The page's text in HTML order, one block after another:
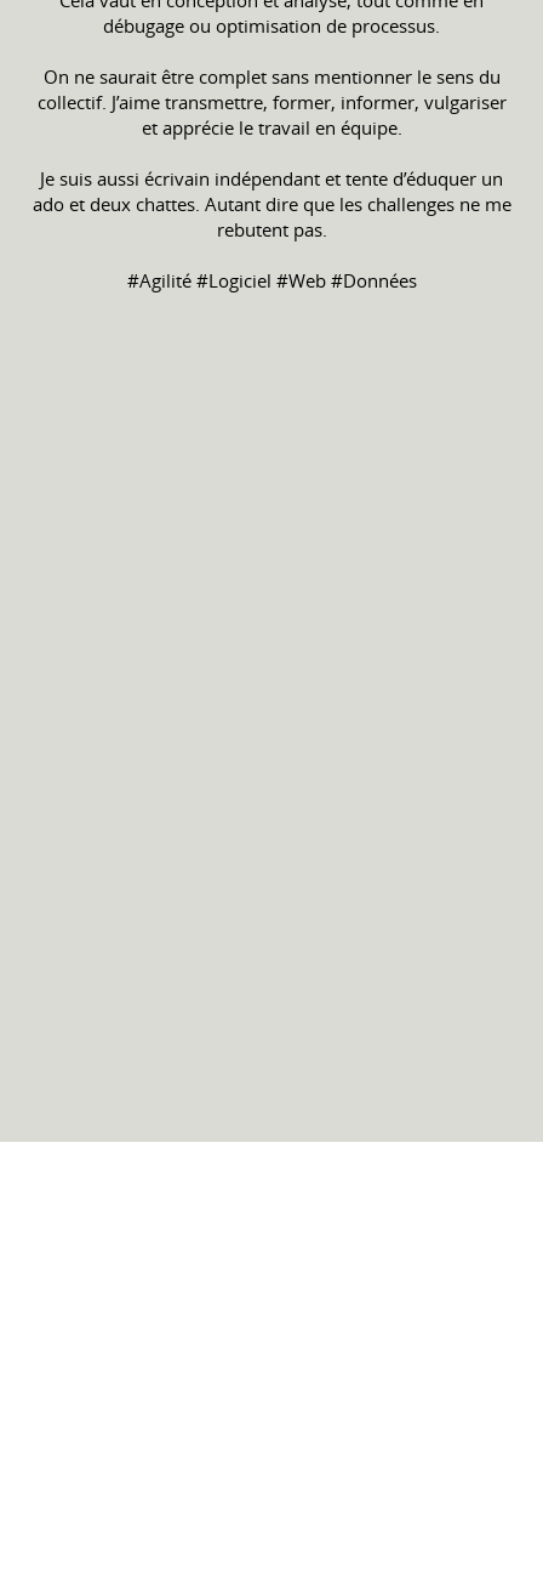
débugage ou optimisation de processus.
On ne saurait être complet sans mentionner le sens du
collectif. J’aime transmettre, former, informer, vulgariser
et apprécie le travail en équipe.
Je suis aussi écrivain indépendant et tente d’éduquer un
ado et deux chattes. Autant dire que les challenges ne me
rebutent pas.
#Agilité #Logiciel #Web #Données